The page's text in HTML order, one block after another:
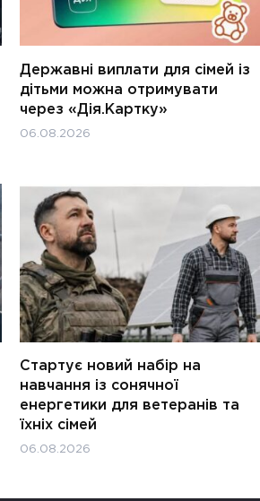
Державні виплати для сімей із
дітьми можна отримувати
через «Дія.Картку»
06.08.2026
Стартує новий набір на
навчання із сонячної
енергетики для ветеранів та
їхніх сімей
06.08.2026